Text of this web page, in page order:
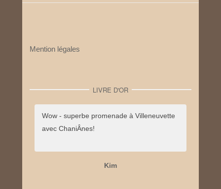
Mention légales
LIVRE D'OR
Wow - superbe promenade à Villeneuvette
avec ChaniÂnes!
Kim